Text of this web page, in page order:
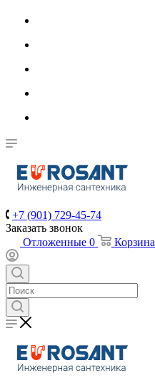
+7 (901) 729-45-74
Заказать звонок
Отложенные 0 Корзина